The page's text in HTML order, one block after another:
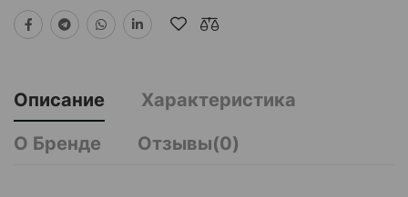
Описание
Характеристика
О Бренде
Отзывы(0)